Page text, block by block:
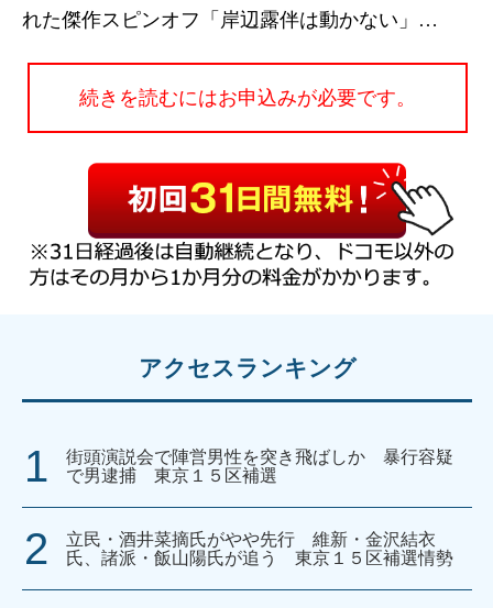
れた傑作スピンオフ「岸辺露伴は動かない」…
続きを読むにはお申込みが必要です。
アクセスランキング
街頭演説会で陣営男性を突き飛ばしか 暴行容疑
で男逮捕 東京１５区補選
立民・酒井菜摘氏がやや先行 維新・金沢結衣
氏、諸派・飯山陽氏が追う 東京１５区補選情勢